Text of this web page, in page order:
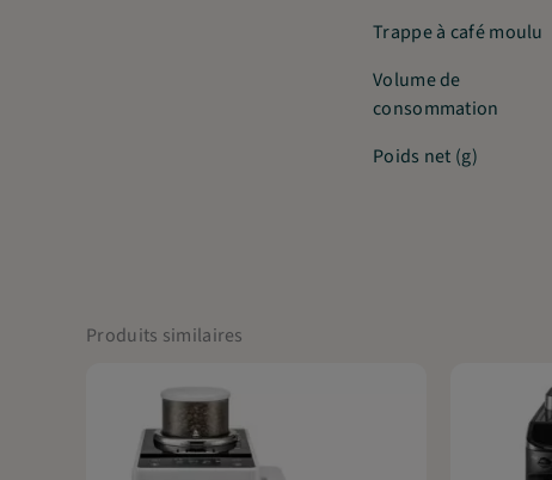
Trappe à café moulu
Volume de
consommation
Poids net (g)
Produits similaires